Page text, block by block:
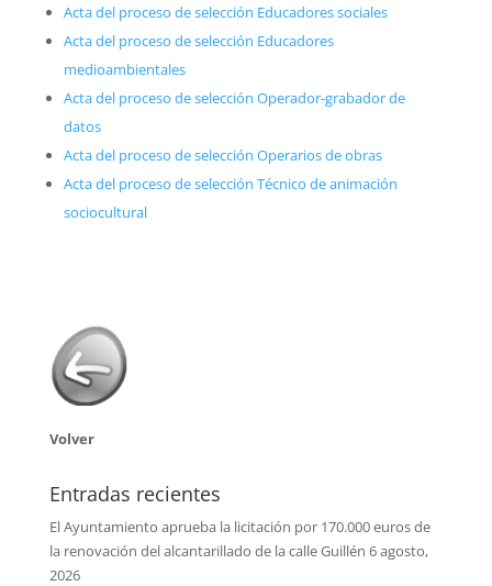
Acta del proceso de selección Educadores sociales
Acta del proceso de selección Educadores
medioambientales
Acta del proceso de selección Operador-grabador de
datos
Acta del proceso de selección Operarios de obras
Acta del proceso de selección Técnico de animación
sociocultural
Volver
Entradas recientes
El Ayuntamiento aprueba la licitación por 170.000 euros de
la renovación del alcantarillado de la calle Guillén 6 agosto,
2026